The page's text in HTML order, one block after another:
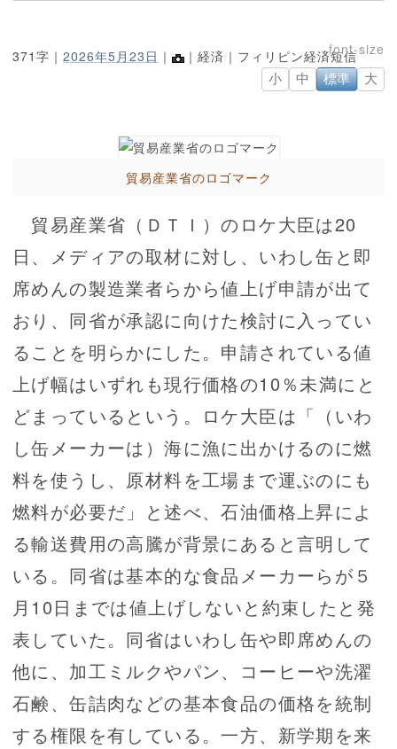
371字｜ 2026年5月23日 ｜ ｜経済｜フィリピン経済短信
小 中 標準 大
貿易産業省のロゴマーク
貿易産業省（ＤＴＩ）のロケ大臣は20
日、メディアの取材に対し、いわし缶と即
席めんの製造業者らから値上げ申請が出て
おり、同省が承認に向けた検討に入ってい
ることを明らかにした。申請されている値
上げ幅はいずれも現行価格の10％未満にと
どまっているという。ロケ大臣は「（いわ
し缶メーカーは）海に漁に出かけるのに燃
料を使うし、原材料を工場まで運ぶのにも
燃料が必要だ」と述べ、石油価格上昇によ
る輸送費用の高騰が背景にあると言明して
いる。同省は基本的な食品メーカーらが５
月10日までは値上げしないと約束したと発
表していた。同省はいわし缶や即席めんの
他に、加工ミルクやパン、コーヒーや洗濯
石鹸、缶詰肉などの基本食品の価格を統制
する権限を有している。一方、新学期を来